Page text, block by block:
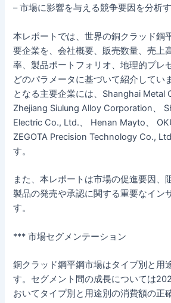
– 市場に影響を与える競争要因を分析
本レポートでは、世界の銅クラッド鋼
要企業を、会社概要、販売数量、売上
率、製品ポートフォリオ、地理的プレ
どのパラメータに基づいて紹介してい
となる主要企業には、Shanghai Metal
Zhejiang Siulung Alloy Corporation、
Electric Co., Ltd.、 Henan Mayto、
ZEGOTA Precision Technology Co.,
す。
また、本レポートは市場の促進要因、
製品の発売や承認に関する重要なイン
す。
*** 市場セグメンテーション
銅クラッド鋼平鋼市場はタイプ別と用
す。セグメント間の成長については
おいてタイプ別と用途別の消費額の正